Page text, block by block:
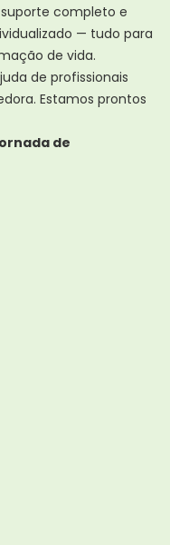
completo e
— tudo para
de vida.
de profissionais
Estamos prontos
de